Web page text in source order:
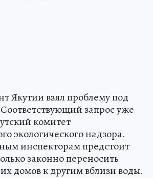
Якутии взял проблему под
запрос уже
комитет
экологического надзора.
инспекторам предстоит
законно переносить
домов к другим вблизи воды.